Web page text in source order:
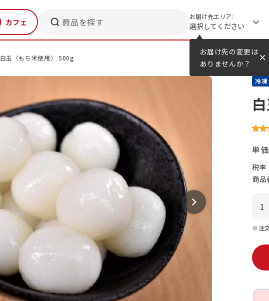
お届け先の変更は
ありませんか？
商品を探す お届け先エリア:
選択してください
白玉（もち米使用） 500g
冷凍
単
税率
商品
※注